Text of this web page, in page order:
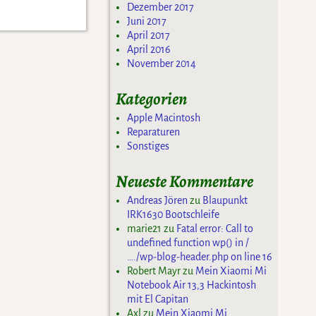
Dezember 2017
Juni 2017
April 2017
April 2016
November 2014
Kategorien
Apple Macintosh
Reparaturen
Sonstiges
Neueste Kommentare
Andreas Jören zu Blaupunkt
IRK1630 Bootschleife
marie21 zu Fatal error: Call to
undefined function wp() in /
…./wp-blog-header.php on line 16
Robert Mayrzu Mein Xiaomi Mi
Notebook Air 13,3 Hackintosh
mit El Capitan
Axl zu Mein Xiaomi Mi